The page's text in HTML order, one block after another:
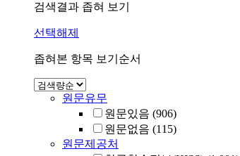
검색결과 좁혀 보기
선택해제
좁혀본 항목 보기순서
원문유무
원문있음 (906)
원문없음 (115)
원문제공처